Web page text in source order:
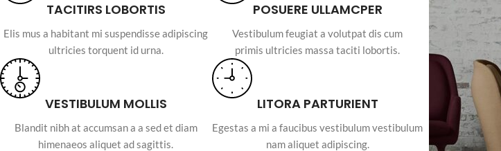
TACITIRS LOBORTIS
Elis mus a habitant mi suspendisse adipiscing
ultricies torquent id urna.
VESTIBULUM MOLLIS
Blandit nibh at accumsan a a sed et diam
himenaeos aliquet ad sagittis.
POSUERE ULLAMCPER
Vestibulum feugiat a volutpat dis cum
primis ultricies massa taciti lobortis.
LITORA PARTURIENT
Egestas a mi a faucibus vestibulum vestibulum
nam aliquet adipiscing.